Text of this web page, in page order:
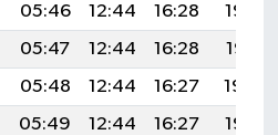
05:46 12:44 16:28
19:32
05:47 12:44 16:28
19:31
05:48 12:44 16:27
19:30
05:49 12:44 16:27
19:28